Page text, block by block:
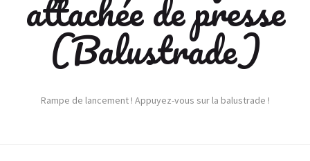
(Balustrade)
Rampe de lancement ! Appuyez-vous sur la balustrade !